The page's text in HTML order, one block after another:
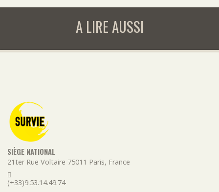
A LIRE AUSSI
SIÈGE NATIONAL
21ter Rue Voltaire 75011 Paris, France
(+33)9.53.14.49.74